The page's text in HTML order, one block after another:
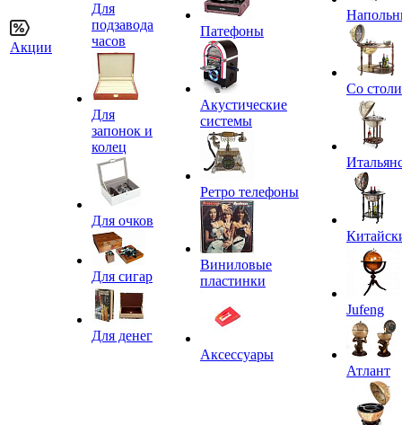
Акции
Для
подзавода
часов
Для
запонок и
колец
Для очков
Для сигар
Для денег
Патефоны
Акустические
системы
Ретро телефоны
Виниловые
пластинки
Аксессуары
Со
Jufeng
Атлант